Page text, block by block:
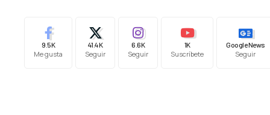
9.5K
Me gusta
41.4K
Seguir
6.6K
Seguir
1K
Suscríbete
Google News
Seguir